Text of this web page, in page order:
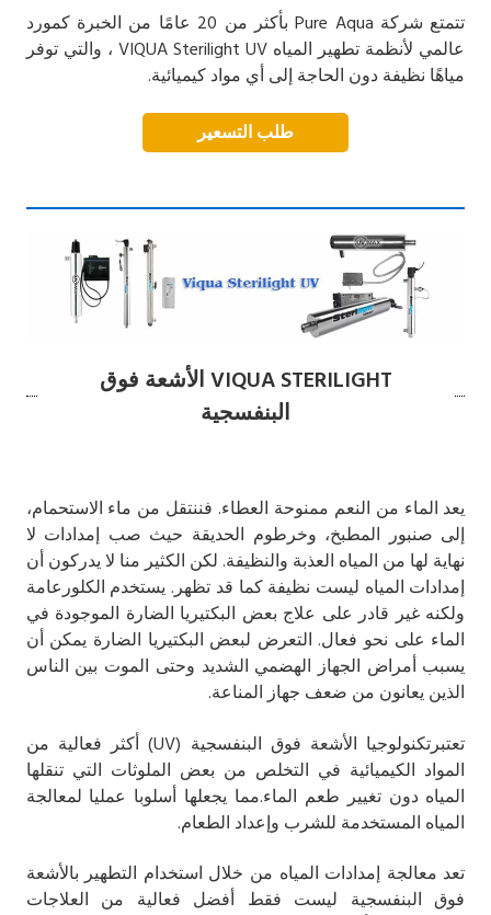
تتمتع شركة Pure Aqua بأكثر من 20 عامًا من الخبرة كمورد
عالمي لأنظمة تطهير المياه VIQUA Sterilight UV ، والتي توفر
مياهًا نظيفة دون الحاجة إلى أي مواد كيميائية.
طلب التسعير
VIQUA STERILIGHT الأشعة فوق
البنفسجية
يعد الماء من النعم ممنوحة العطاء. فننتقل من ماء الاستحمام،
إلى صنبور المطبخ، وخرطوم الحديقة حيث صب إمدادات لا
نهاية لها من المياه العذبة والنظيفة. لكن الكثير منا لا يدركون أن
إمدادات المياه ليست نظيفة كما قد تظهر. يستخدم الكلورعامة
ولكنه غير قادر على علاج بعض البكتيريا الضارة الموجودة في
الماء على نحو فعال. التعرض لبعض البكتيريا الضارة يمكن أن
يسبب أمراض الجهاز الهضمي الشديد وحتى الموت بين الناس
الذين يعانون من ضعف جهاز المناعة.
تعتبرتكنولوجيا الأشعة فوق البنفسجية (UV) أكثر فعالية من
المواد الكيميائية في التخلص من بعض الملوثات التي تنقلها
المياه دون تغيير طعم الماء.مما يجعلها أسلوبا عمليا لمعالجة
المياه المستخدمة للشرب وإعداد الطعام.
تعد معالجة إمدادات المياه من خلال استخدام التطهير بالأشعة
فوق البنفسجية ليست فقط أفضل فعالية من العلاجات